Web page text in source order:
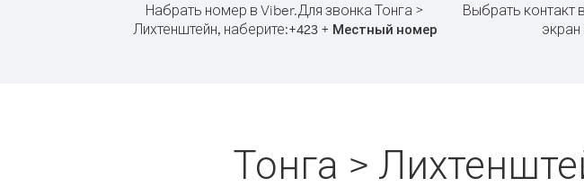
Набрать номер в Viber.Для звонка Тонга >
Лихтенштейн, наберите:+423+ Местный номер
Выбрать контакт
Тонга >